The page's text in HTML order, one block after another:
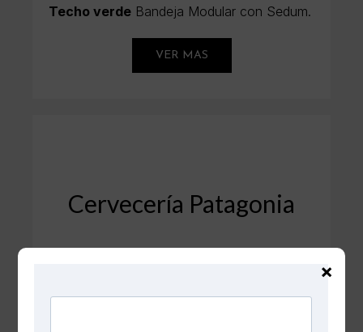
Techo verde Bandeja Modular con Sedum.
VER MAS
Cervecería Patagonia
×